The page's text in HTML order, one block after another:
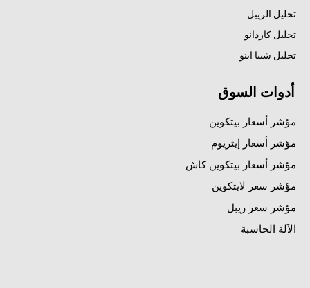
تحليل الريبل
تحليل كاردانو
تحليل شيبا اينو
أدوات السوق
مؤشر أسعار بيتكوين
مؤشر أسعار إيثريوم
مؤشر أسعار بيتكوين كاش
مؤشر سعر لايتكوين
مؤشر سعر ريبل
الآلة الحاسبة